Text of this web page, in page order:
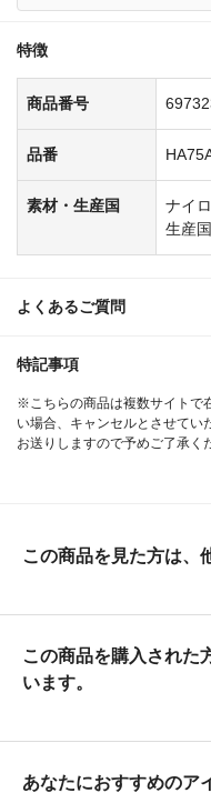
特徴
商品番号
品番
素材・生産国
ナイ
生産
よくあるご質問
特記事項
※こちらの商品は複数サイトで
い場合、キャンセルとさせてい
お送りしますので予めご了承く
この商品を見た方は、
この商品を購入された
います。
あなたにおすすめのア